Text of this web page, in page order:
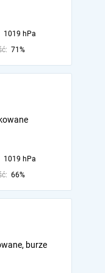
1019 hPa
71%
1019 hPa
66%
burze